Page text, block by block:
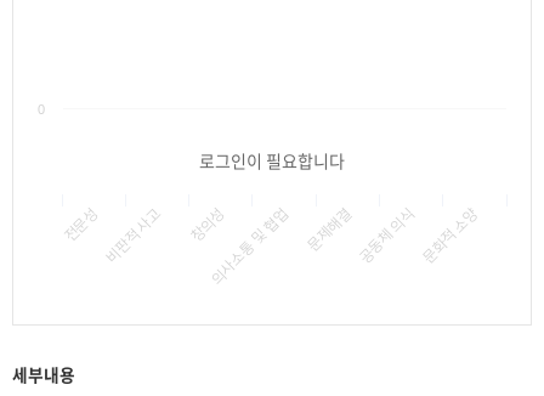
로그인이 필요합니다
전문성 비판적 사고 창의성의사소통 및 협업 문제해결공동체 의식문화적 소양
0
세부내용